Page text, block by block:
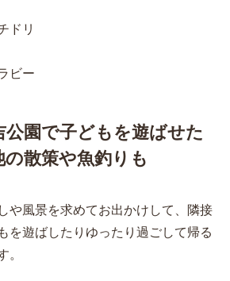
ドリ
ビー
公園で子どもを遊ばせた
の散策や魚釣りも
や風景を求めてお出かけして、隣接
を遊ばしたりゆったり過ごして帰る
。